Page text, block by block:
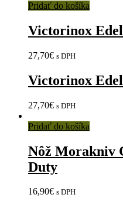
Pridať do košíka
Victorinox
27,70€ s DPH
Victorinox
27,70€ s DPH
Pridať do košíka
Nôž Morakniv
Duty
16,90€ s DPH